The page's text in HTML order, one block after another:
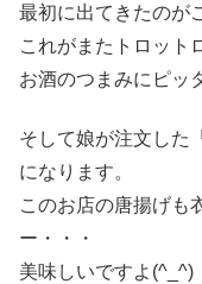
最初に出てきたのが
これがまたトロット
お酒のつまみにピッ
そして娘が注文した
になります。
このお店の唐揚げも
ー・・・
美味しいですよ(^_^)